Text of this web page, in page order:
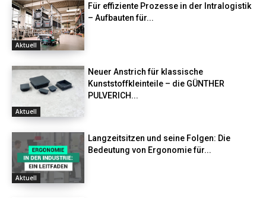
Aktuell
Für effiziente Prozesse in der Intralogistik
– Aufbauten für...
Aktuell
Neuer Anstrich für klassische
Kunststoffkleinteile – die GÜNTHER
PULVERICH...
Aktuell
Langzeitsitzen und seine Folgen: Die
Bedeutung von Ergonomie für...